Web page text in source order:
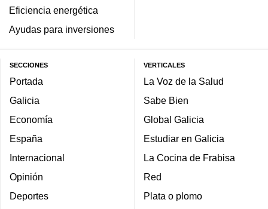
Eficiencia energética
Ayudas para inversiones
SECCIONES
Portada
Galicia
Economía
España
Internacional
Opinión
Deportes
VERTICALES
La Voz de la Salud
Sabe Bien
Global Galicia
Estudiar en Galicia
La Cocina de Frabisa
Red
Plata o plomo